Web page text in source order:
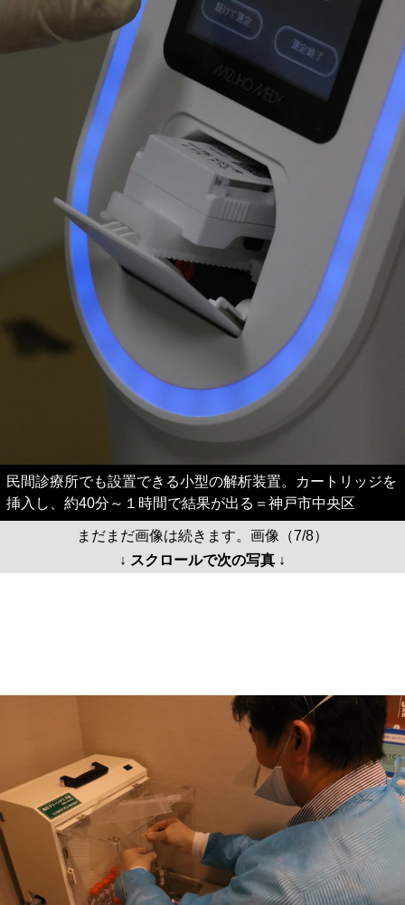
民間診療所でも設置できる小型の解析装置。カートリッジを
挿入し、約40分～１時間で結果が出る＝神戸市中央区
まだまだ画像は続きます。画像（7/8）
↓ スクロールで次の写真 ↓